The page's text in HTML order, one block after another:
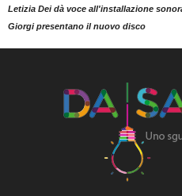
Letizia Dei dà voce all'installazione
Giorgi presentano il nuovo disco